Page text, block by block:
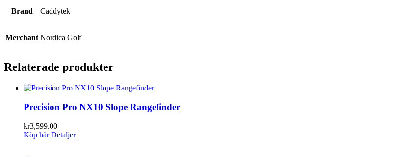
Brand Caddytek
Merchant Nordica Golf
Relaterade produkter
Precision Pro NX10 Slope Rangefinder
kr3,599.00
Köp här Detaljer